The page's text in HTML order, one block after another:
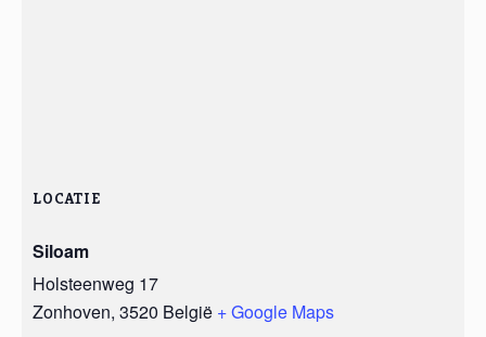
LOCATIE
Siloam
Holsteenweg 17
Zonhoven, 3520 België + Google Maps